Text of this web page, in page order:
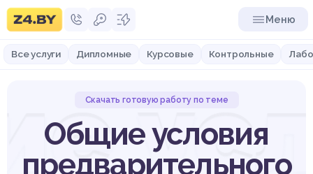
Меню
Все услуги Дипломные Курсовые Контрольные
Скачать готовую работу по теме
Общие условия
предварительного